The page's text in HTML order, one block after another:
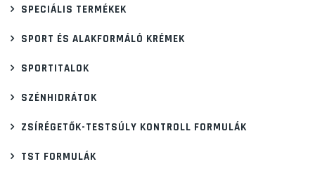
SPECIÁLIS TERMÉKEK
SPORT ÉS ALAKFORMÁLÓ KRÉMEK
SPORTITALOK
SZÉNHIDRÁTOK
ZSÍRÉGETŐK-TESTSÚLY KONTROLL FORMULÁK
TST FORMULÁK